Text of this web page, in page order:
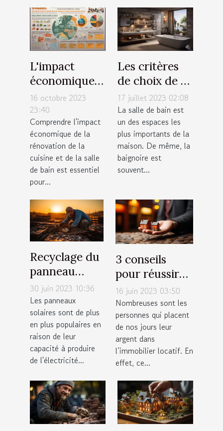
L'impact
économique
de la
rénovation de
cuisine et
salle de bain
16 octobre 2023
23:40
Comprendre l'impact
économique de la
rénovation de la
cuisine et de la salle
de bain est essentiel
pour...
Les critères
de choix de sa
baignoire de
salle de bain
17 juillet 2023 02:08
La salle de bain est
un des espaces les
plus importants de la
maison. De même, la
baignoire est
souvent...
Recyclage du
panneau
solaire : qu'en
est-il
vraiment ?
30 juin 2023 10:36
Les panneaux
solaires sont de plus
en plus populaires en
raison de leur
capacité à produire
de l'électricité...
3 conseils
pour réussir
votre
investissement
locatif
16 juin 2023 03:50
Nombreuses sont les
personnes qui placent
de nos jours leur
argent dans
l’immobilier locatif. En
effet, ce...